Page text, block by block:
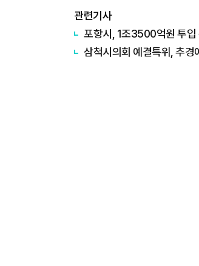
관련기사
포항시, 1조3500억원 투입
삼척시의회 예결특위, 추경